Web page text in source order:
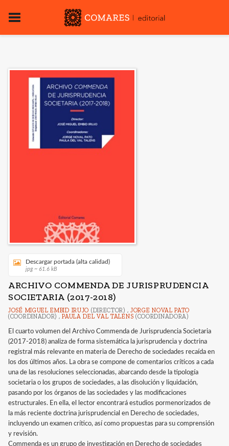
Descargar portada (alta calidad)
jpg ~ 61.6 kB
ARCHIVO COMMENDA DE JURISPRUDENCIA
SOCIETARIA (2017-2018)
JOSÉ MIGUEL EMBID IRUJO (DIRECTOR) , JORGE NOVAL PATO
(COORDINADOR) ,PAULA DEL VAL TALENS (COORDINADORA)
El cuarto volumen del Archivo Commenda de Jurisprudencia Societaria
(2017-2018) analiza de forma sistemática la jurisprudencia y doctrina
registral más relevante en materia de Derecho de sociedades recaída en
los dos últimos años. La obra se compone de comentarios críticos a cada
una de las resoluciones seleccionadas, abarcando desde la tipología
societaria o los grupos de sociedades, a las disolución y liquidación,
pasando por los órganos de las sociedades y las modificaciones
estructurales. En ella, el lector encontrará estudios pormenorizados de
la más reciente doctrina jurisprudencial en Derecho de sociedades,
incluyendo un examen crítico, así como propuestas para su comprensión
y revisión.
Commenda es un grupo de investigación en Derecho de sociedades